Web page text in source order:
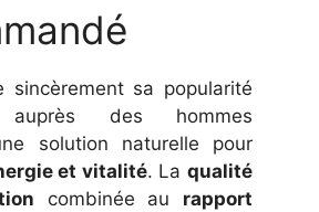
sincèrement sa popularité
auprès des hommes
solution naturelle pour
et vitalité. Laqualité
combinée au rapport